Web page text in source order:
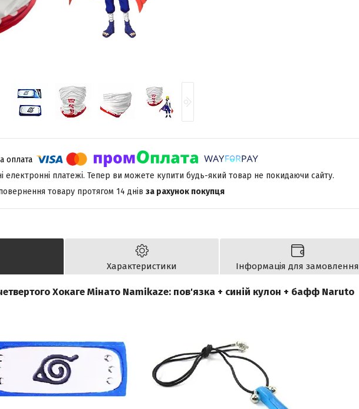
електронні платежі. Тепер ви можете купити будь-який товар не покидаючи сайту.
товару протягом 14 днів за рахунок покупця
Характеристики Інформація для замовлення
Хокаге Мінато Namikaze: пов'язка + синій кулон + бафф Naruto